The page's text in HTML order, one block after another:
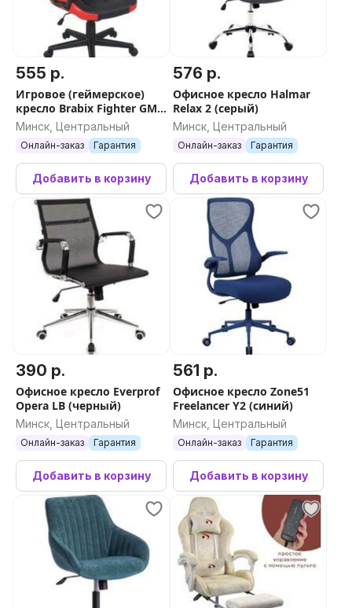
555 р.
Игровое (геймерское)
кресло Brabix Fighter GM-
008 532506 (черный/
красный)
Минск, Центральный
Онлайн-заказ Гарантия
Добавить в корзину
576 р.
Офисное кресло Halmar
Relax 2 (серый)
Минск, Центральный
Онлайн-заказ Гарантия
Добавить в корзину
390 р.
Офисное кресло Everprof
Opera LB (черный)
Минск, Центральный
Онлайн-заказ Гарантия
Добавить в корзину
561 р.
Офисное кресло Zone51
Freelancer Y2 (синий)
Минск, Центральный
Онлайн-заказ Гарантия
Добавить в корзину